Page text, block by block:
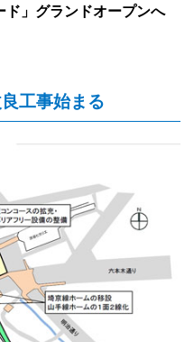
ド」グランドオープンへ
工事始まる